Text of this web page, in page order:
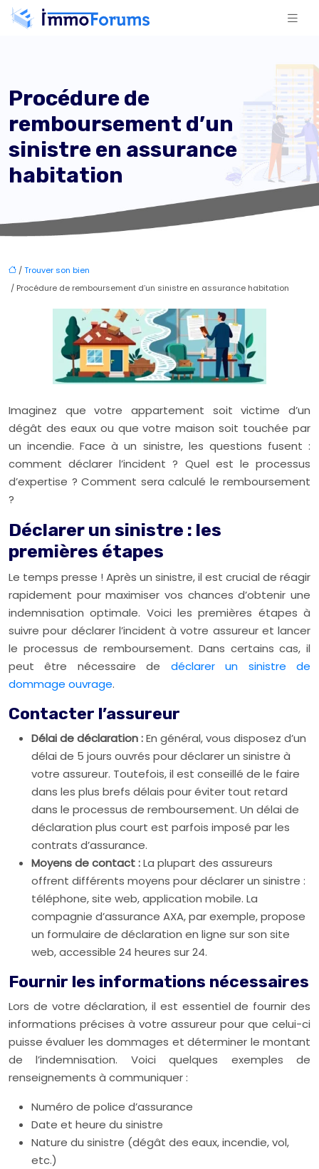
Procédure de
remboursement d’un
sinistre en assurance
habitation
/Trouver son bien
/ Procédure de remboursement d’un sinistre en assurance habitation
Imaginez que votre appartement soit victime d’un
dégât des eaux ou que votre maison soit touchée par
un incendie. Face à un sinistre, les questions fusent :
comment déclarer l’incident ? Quel est le processus
d’expertise ? Comment sera calculé le remboursement
?
Déclarer un sinistre : les
premières étapes
Le temps presse ! Après un sinistre, il est crucial de réagir
rapidement pour maximiser vos chances d’obtenir une
indemnisation optimale. Voici les premières étapes à
suivre pour déclarer l’incident à votre assureur et lancer
le processus de remboursement. Dans certains cas, il
peut être nécessaire de déclarer un sinistre de
dommage ouvrage.
Contacter l’assureur
Délai de déclaration :En général, vous disposez d’un
délai de 5 jours ouvrés pour déclarer un sinistre à
votre assureur. Toutefois, il est conseillé de le faire
dans les plus brefs délais pour éviter tout retard
dans le processus de remboursement. Un délai de
déclaration plus court est parfois imposé par les
contrats d’assurance.
Moyens de contact :La plupart des assureurs
offrent différents moyens pour déclarer un sinistre :
téléphone, site web, application mobile. La
compagnie d’assurance AXA, par exemple, propose
un formulaire de déclaration en ligne sur son site
web, accessible 24 heures sur 24.
Fournir les informations nécessaires
Lors de votre déclaration, il est essentiel de fournir des
informations précises à votre assureur pour que celui-ci
puisse évaluer les dommages et déterminer le montant
de l’indemnisation. Voici quelques exemples de
renseignements à communiquer :
Numéro de police d’assurance
Date et heure du sinistre
Nature du sinistre (dégât des eaux, incendie, vol,
etc.)